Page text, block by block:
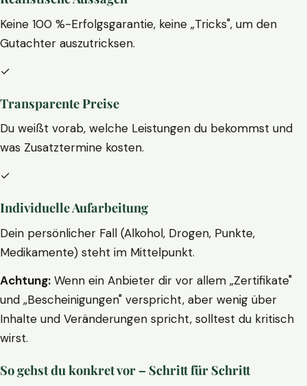
Keine 100 %-Erfolgsgarantie, keine „Tricks", um den
Gutachter auszutricksen.
✓
Transparente Preise
Du weißt vorab, welche Leistungen du bekommst und
was Zusatztermine kosten.
✓
Individuelle Aufarbeitung
Dein persönlicher Fall (Alkohol, Drogen, Punkte,
Medikamente) steht im Mittelpunkt.
Achtung: Wenn ein Anbieter dir vor allem „Zertifikate"
und „Bescheinigungen" verspricht, aber wenig über
Inhalte und Veränderungen spricht, solltest du kritisch
wirst.
So gehst du konkret vor – Schritt für Schritt